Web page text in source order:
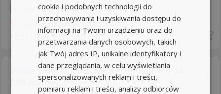
Umowa o pracę Rodzaj pracy: Stała
Gdańsk (możliwa praca zdalna)
12 dni temu z
infopraca.pl
Praca zdalna | Doradca Klienta | Do 16
000 zł/mies...
cookie i podobnych technologii do
przechowywania i uzyskiwania dostępu do
informacji na Twoim urządzeniu oraz do
przetwarzania danych osobowych, takich
jak Twój adres IP, unikalne identyfikatory i
dane przeglądania, w celu wyświetlania
spersonalizowanych reklam i treści,
pomiaru reklam i treści, analizy odbiorców